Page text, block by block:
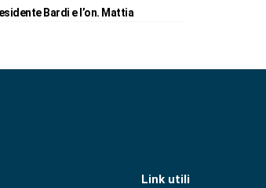
Bardi e l’on. Mattia
Link utili